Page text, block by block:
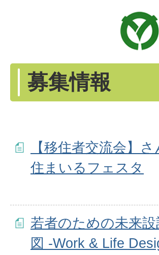
募集情報
【移住者交流会】
住まいるフェスタ
若者のための未来設
図 -Work & Life